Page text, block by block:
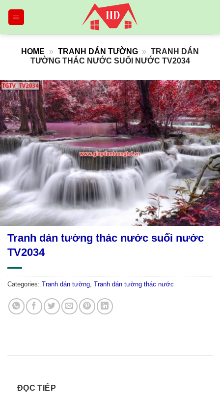
HOME » TRANH DÁN TƯỜNG » TRANH DÁN
TƯỜNG THÁC NƯỚC SUỐI NƯỚC TV2034
Tranh dán tường thác nước suối nước
TV2034
Categories: Tranh dán tường, Tranh dán tường thác nước
ĐỌC TIẾP